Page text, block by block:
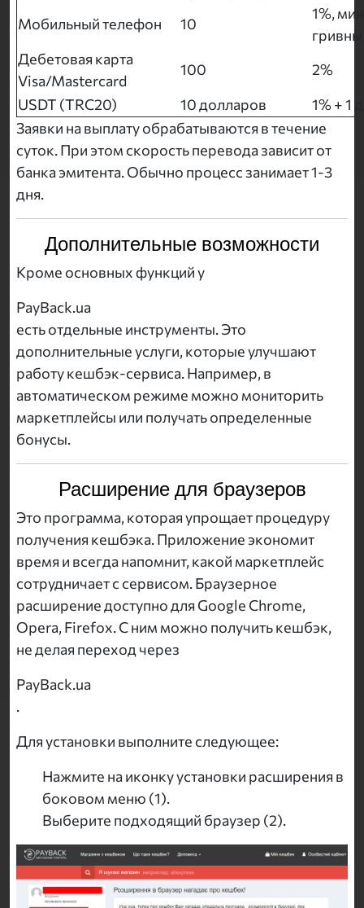
Мобильный телефон 10
1%,
гривны
Дебетовая карта
Visa/Mastercard
100
2%
USDT (TRC20)
10 долларов
1% + 1
Заявки на выплату обрабатываются в течение
суток. При этом скорость перевода зависит от
банка эмитента. Обычно процесс занимает 1-3
дня.
Дополнительные возможности
Кроме основных функций у
PayBack.ua
есть отдельные инструменты. Это
дополнительные услуги, которые улучшают
работу кешбэк-сервиса. Например, в
автоматическом режиме можно мониторить
маркетплейсы или получать определенные
бонусы.
Расширение для браузеров
Это программа, которая упрощает процедуру
получения кешбэка. Приложение экономит
время и всегда напомнит, какой маркетплейс
сотрудничает с сервисом. Браузерное
расширение доступно для Google Chrome,
Opera, Firefox. С ним можно получить кешбэк,
не делая переход через
PayBack.ua
.
Для установки выполните следующее:
Нажмите на иконку установки расширения в
боковом меню (1).
Выберите подходящий браузер (2).